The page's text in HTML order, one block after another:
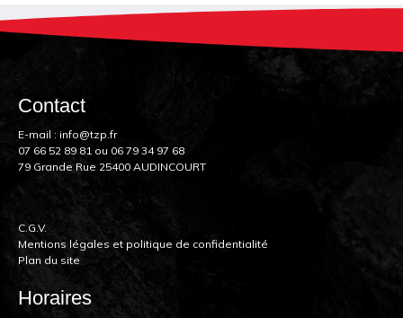
Contact
E-mail : info@tzp.fr
07 66 52 89 81 ou 06 79 34 97 68
79 Grande Rue 25400 AUDINCOURT
C.G.V.
Mentions légales et politique de confidentialité
Plan du site
Horaires